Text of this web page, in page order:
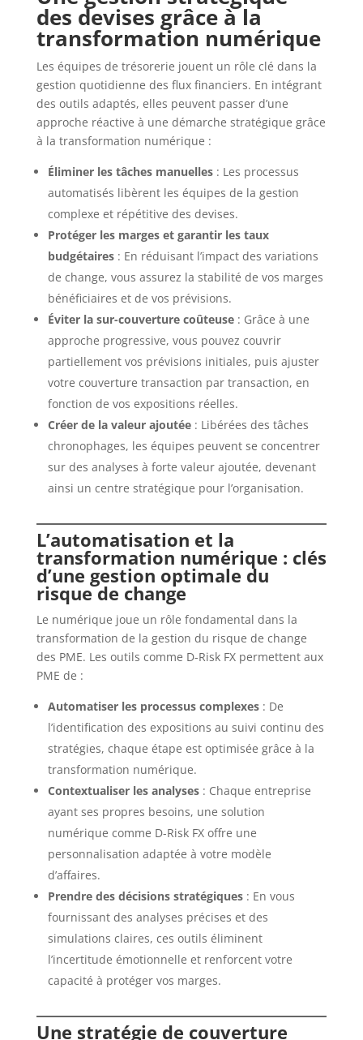
des devises grâce à la
transformation numérique
Les équipes de trésorerie jouent un rôle clé dans la
gestion quotidienne des flux financiers. En intégrant
des outils adaptés, elles peuvent passer d’une
approche réactive à une démarche stratégique grâce
à la transformation numérique :
Éliminer les tâches manuelles: Les processus
automatisés libèrent les équipes de la gestion
complexe et répétitive des devises.
Protéger les marges et garantir les taux
budgétaires: En réduisant l’impact des variations
de change, vous assurez la stabilité de vos marges
bénéficiaires et de vos prévisions.
Éviter la sur-couverture coûteuse: Grâce à une
approche progressive, vous pouvez couvrir
partiellement vos prévisions initiales, puis ajuster
votre couverture transaction par transaction, en
fonction de vos expositions réelles.
Créer de la valeur ajoutée: Libérées des tâches
chronophages, les équipes peuvent se concentrer
sur des analyses à forte valeur ajoutée, devenant
ainsi un centre stratégique pour l’organisation.
L’automatisation et la
transformation numérique : clés
d’une gestion optimale du
risque de change
Le numérique joue un rôle fondamental dans la
transformation de la gestion du risque de change
des PME. Les outils comme D-Risk FX permettent aux
PME de :
Automatiser les processus complexes: De
l’identification des expositions au suivi continu des
stratégies, chaque étape est optimisée grâce à la
transformation numérique.
Contextualiser les analyses: Chaque entreprise
ayant ses propres besoins, une solution
numérique comme D-Risk FX offre une
personnalisation adaptée à votre modèle
d’affaires.
Prendre des décisions stratégiques: En vous
fournissant des analyses précises et des
simulations claires, ces outils éliminent
l’incertitude émotionnelle et renforcent votre
capacité à protéger vos marges.
Une stratégie de couverture